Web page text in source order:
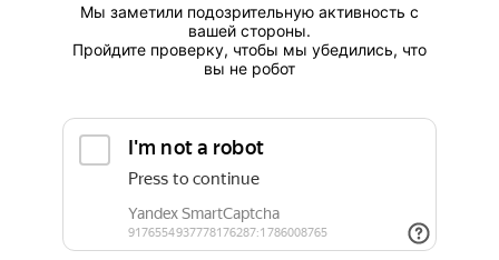
Мы заметили подозрительную активность с
вашей стороны.
Пройдите проверку, чтобы мы убедились, что
вы не робот